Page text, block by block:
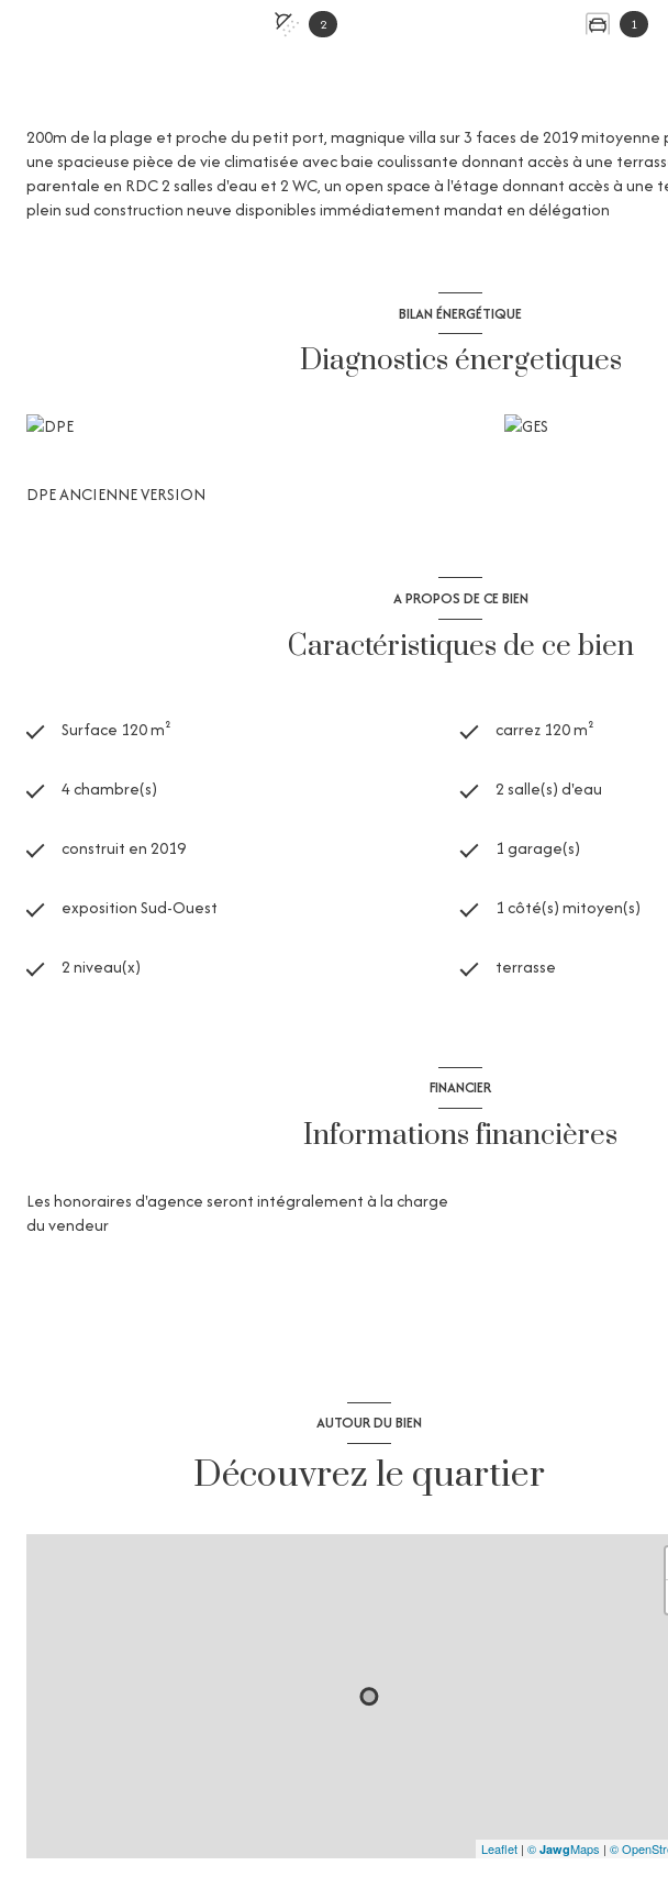
2 1
200m de la plage et proche du petit port, magnique villa sur 3 faces de 2019 mitoyenne
une spacieuse pièce de vie climatisée avec baie coulissante donnant accès à une
parentale en RDC 2 salles d'eau et 2 WC, un open space à l'étage donnant accès à une
plein sud construction neuve disponibles immédiatement mandat en délégation
BILAN ÉNERGÉTIQUE
Diagnostics énergetiques
DPE ANCIENNE VERSION
A PROPOS DE CE BIEN
Caractéristiques de ce bien
Surface 120 m² carrez 120 m²
4 chambre(s) 2 salle(s) d'eau
construit en 2019 1 garage(s)
exposition Sud-Ouest 1 côté(s) mitoyen(s)
2 niveau(x) terrasse
FINANCIER
Informations financières
Les honoraires d'agence seront intégralement à la charge
du vendeur
AUTOUR DU BIEN
Découvrez le quartier
Leaflet | © JawgMaps | ©